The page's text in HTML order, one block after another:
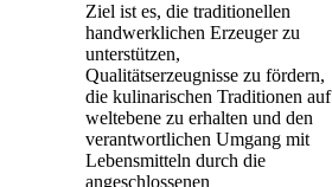
Ziel ist es, die traditionellen
handwerklichen Erzeuger zu
unterstützen,
Qualitätserzeugnisse zu fördern,
die kulinarischen Traditionen auf
weltebene zu erhalten und den
verantwortlichen Umgang mit
Lebensmitteln durch die
angeschlossenen